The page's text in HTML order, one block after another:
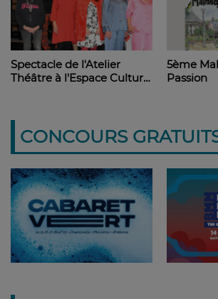
Spectacle de l'Atelier
Théâtre à l'Espace Culturel
5ème
Passion
CONCOURS